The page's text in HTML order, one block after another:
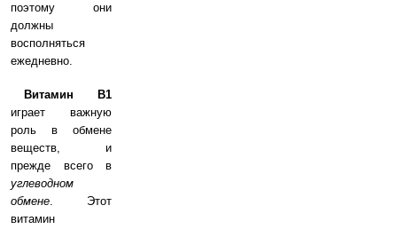
поэтому они
должны
восполняться
ежедневно.
Витамин B1
играет важную
роль в обмене
веществ, и
прежде всего в
углеводном
обмене. Этот
витамин